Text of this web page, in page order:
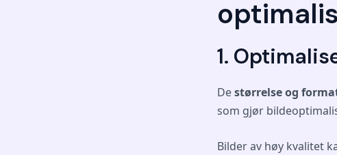
1.
Destørrelse og
som gjør
Bilder av høy kvalitet